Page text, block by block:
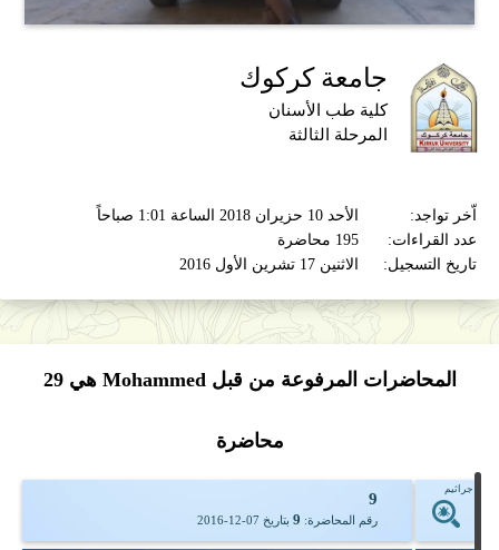
جامعة كركوك
كلية طب الأسنان
المرحلة الثالثة
اّخر تواجد:
الأحد 10 حزيران 2018 الساعة 1:01 صباحاً
عدد القراءات:
195 محاضرة
تاريخ التسجيل:
الاثنين 17 تشرين الأول 2016
المحاضرات المرفوعة من قبل Mohammed هي 29
محاضرة
جراثيم
9
رقم المحاضرة: 9 بتاريخ 2016-12-07